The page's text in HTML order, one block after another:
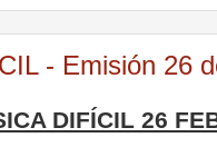
- Emisión 26
DIFÍCIL 26